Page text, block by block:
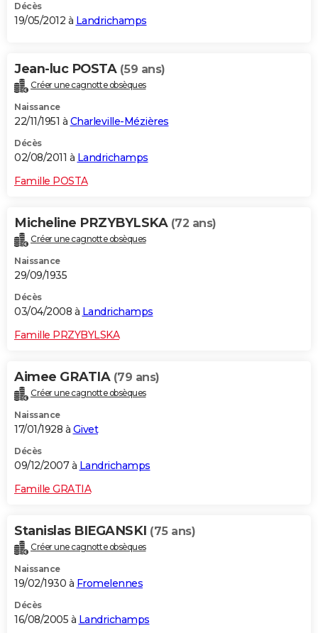
Décès
19/05/2012 à Landrichamps
Jean-luc POSTA (59 ans)
Créer une cagnotte obsèques
Naissance
22/11/1951 à Charleville-Mézières
Décès
02/08/2011 à Landrichamps
Famille POSTA
Micheline PRZYBYLSKA (72 ans)
Créer une cagnotte obsèques
Naissance
29/09/1935
Décès
03/04/2008 à Landrichamps
Famille PRZYBYLSKA
Aimee GRATIA (79 ans)
Créer une cagnotte obsèques
Naissance
17/01/1928 à Givet
Décès
09/12/2007 à Landrichamps
Famille GRATIA
Stanislas BIEGANSKI (75 ans)
Créer une cagnotte obsèques
Naissance
19/02/1930 à Fromelennes
Décès
16/08/2005 à Landrichamps